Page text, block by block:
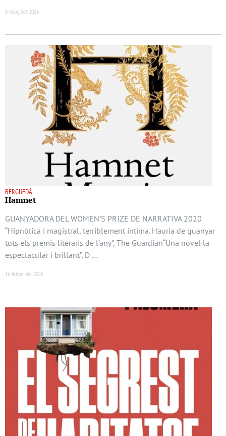
6 març del 2026
BERGUEDÀ
Hamnet
GUANYADORA DEL WOMEN’S PRIZE DE NARRATIVA 2020
“Hipnòtica i magistral, terriblement íntima. Hauria de guanyar
tots els premis literaris de l’any”, The Guardian“Una novel·la
espectacular i brillant”, D …
16 febrer del 2026